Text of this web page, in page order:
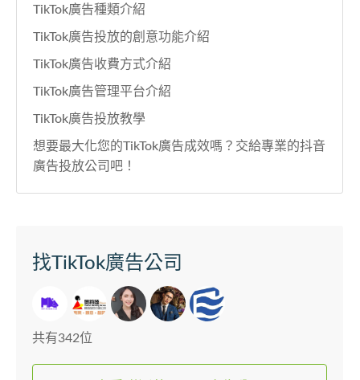
TikTok廣告種類介紹
TikTok廣告投放的創意功能介紹
TikTok廣告收費方式介紹
TikTok廣告管理平台介紹
TikTok廣告投放教學
想要最大化您的TikTok廣告成效嗎？交給專業的抖音
廣告投放公司吧！
找TikTok廣告公司
共有342位